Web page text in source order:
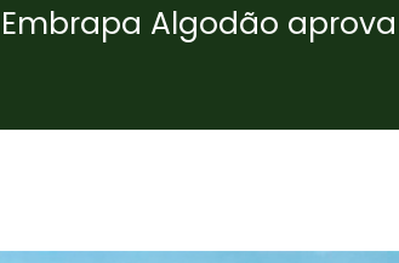
Embrapa Algodão